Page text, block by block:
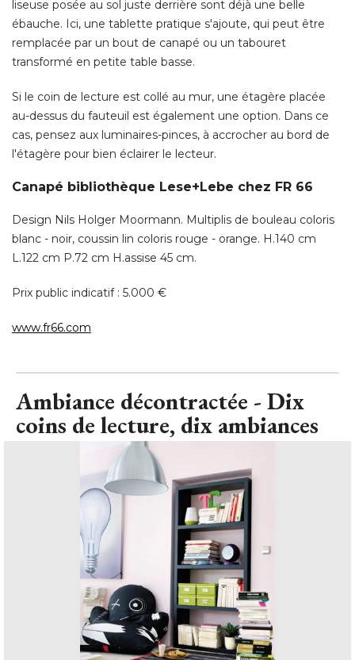
Si le coin de lecture est collé au mur, une étagère placée
au-dessus du fauteuil est également une option. Dans ce
cas, pensez aux luminaires-pinces, à accrocher au bord de
Canapé bibliothèque Lese+Lebe chez FR 66
Design Nils Holger Moormann. Multiplis de bouleau coloris
blanc - noir, coussin lin coloris rouge - orange. H.140 cm
L.122 cm P.72 cm H.assise 45 cm.
Prix public indicatif : 5.000 €
www.fr66.com
Ambiance décontractée - Dix
Ambiance décontractée - Ambiance bibliothèque© Fly